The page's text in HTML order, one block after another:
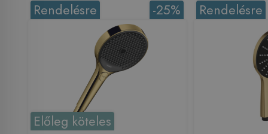
-25%
Rendelésre
Előleg köteles
Rendelésre